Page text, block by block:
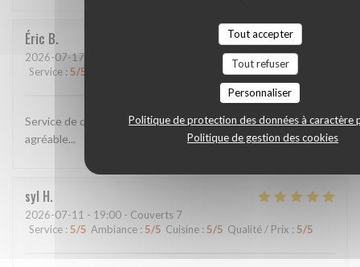
Tout accepter
Tout refuser
Personnaliser
Politique de protection des données à caractère
Politique de gestion des cookies
Éric B
2026-07-17
Service : 5/5 /5 Qualité / Prix:5
Service de qualité et bonne cuisine Pizza généreuse. Cadre
agréable...
syl H
2026-07-11 - 19:00 - Couverts 7
Service : 5/5 Ambiance : 5/5 Cuisine : 5/5 Qualité / Prix : 5/5